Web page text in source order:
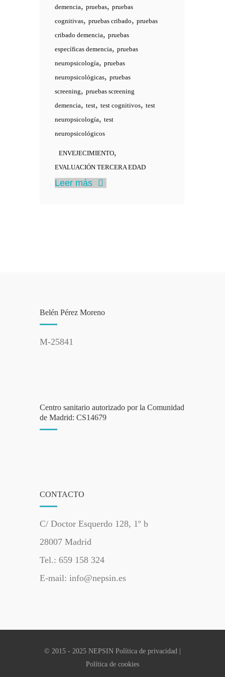
demencia, pruebas, pruebas
cognitivas, pruebas cribado, pruebas
cribado demencia, pruebas
específicas demencia, pruebas
neuropsicología, pruebas
neuropsicológicas, pruebas
screening, pruebas screening
demencia, test, test cognitivos, test
neuropsicología, test
neuropsicológicos
ENVEJECIMIENTO,
EVALUACIÓN TERCERA EDAD
Leer más
Belén Pérez Moreno
M-25841
Centro sanitario autorizado por la Comunidad
de Madrid: CS14679
CONTACTO
C/ Doctor Esquerdo 128, 1º b
28007 Madrid
Tel.: 659 158 324
E-mail: info@nepsin.es
© 2015 - 2025 NEPSIN Política de privacidad
Política de cookies